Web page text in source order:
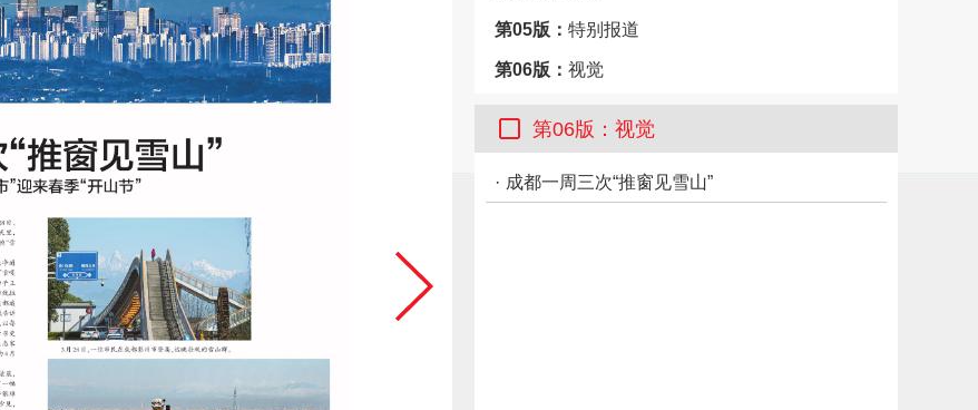
第05版： 特别报道
第06版： 视觉
第06版：视觉
· 成都一周三次“推窗见雪山”